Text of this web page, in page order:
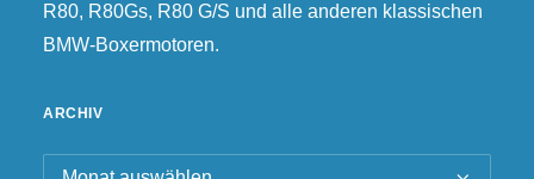
R80, R80Gs, R80 G/S und alle anderen klassischen
BMW-Boxermotoren.
ARCHIV
Archiv